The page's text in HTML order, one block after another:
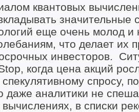
квантовых
еще очень молод
что делает их
инвесторов.
когда цена акций
спросу,
аналитики не
в списки